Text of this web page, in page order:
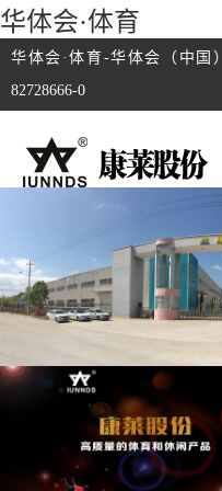
华体会·体育
华体会·体育-华体会（中国
82728666-0